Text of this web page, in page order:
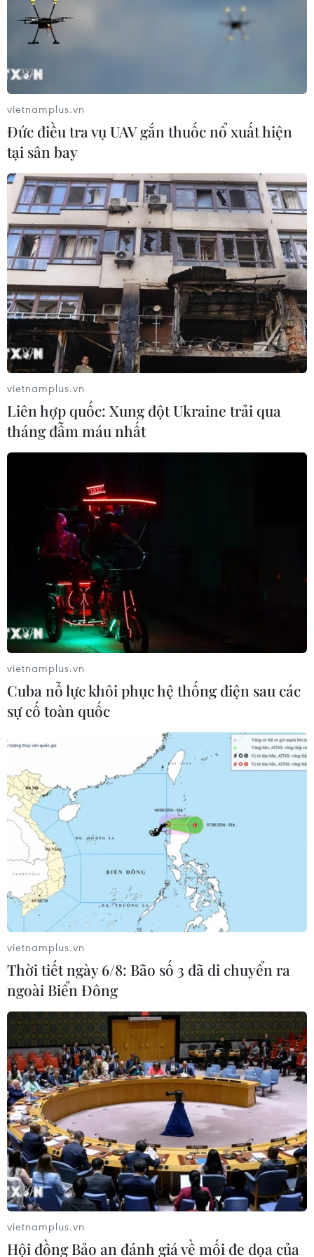
xuất mặt nạ chống khí độc phục vụ chiến tranh
chuyển sang sản xuất khẩu trang y tế.
Mỹ sản xuất máy trợ thở. Nhiều thương hiệu
nước khử trùng…/.
#Đại dịch cúm Tây Ban Nha 1918
#Cúm Tây Ban Nha
#COVID-19
#Đại dịch
Theo dõi VietnamPlus
TIN LIÊN QUAN
Philippines, Đài Loan, Ấn Độ tăng cường
chiến dịch tiêm vaccine
23/08/2021 13:30
Philippines và Ấn Độ cấp phép sử dụng khẩn cấp thêm
vaccine ngừa COVID-19; người đứng đầu chính quyền
Đài Loan - bà Thái Anh Văn - chính thức tiêm vaccine do
vùng lãnh thổ này tự bào chế và sản xuất.
Số ca mắc mới COVID-19 ở Hàn Quốc
vietnamplus.vn
Đức điều tra vụ UAV gắn thuốc nổ xuất hiện
tại sân bay
vietnamplus.vn
Liên hợp quốc: Xung đột Ukraine trải qua
tháng đẫm máu nhất
vietnamplus.vn
Cuba nỗ lực khôi phục hệ thống điện sau các
sự cố toàn quốc
vietnamplus.vn
Thời tiết ngày 6/8: Bão số 3 đã di chuyển ra
ngoài Biển Đông
vietnamplus.vn
Hội đồng Bảo an đánh giá về mối đe dọa của